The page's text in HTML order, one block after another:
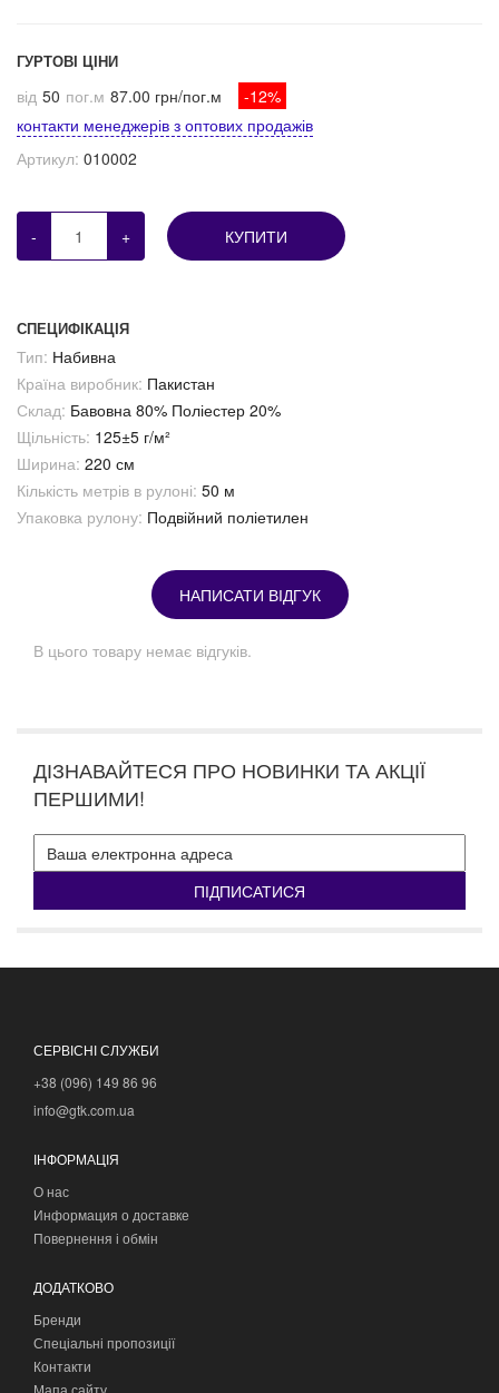
ГУРТОВІ ЦІНИ
від 50 пог.м 87.00 грн/пог.м
-12%
контакти менеджерів з оптових продажів
Артикул: 010002
- + КУПИТИ
СПЕЦИФІКАЦІЯ
Тип: Набивна
Країна виробник: Пакистан
Склад: Бавовна 80% Поліестер 20%
Щільність: 125±5 г/м²
Ширина: 220 см
Кількість метрів в рулоні: 50 м
Упаковка рулону: Подвійний поліетилен
НАПИСАТИ ВІДГУК
В цього товару немає відгуків.
ДІЗНАВАЙТЕСЯ ПРО НОВИНКИ ТА АКЦІЇ
ПЕРШИМИ!
ПІДПИСАТИСЯ
СЕРВІСНІ СЛУЖБИ
+38 (096) 149 86 96
info@gtk.com.ua
ІНФОРМАЦІЯ
О нас
Информация о доставке
Повернення і обмін
ДОДАТКОВО
Бренди
Спеціальні пропозиції
Контакти